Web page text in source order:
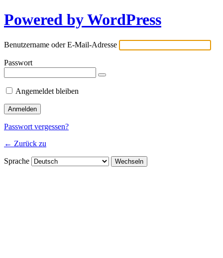
Powered by WordPress
Benutzername oder E-Mail-Adresse
Passwort
Angemeldet bleiben
Passwort vergessen?
← Zurück zu
Sprache